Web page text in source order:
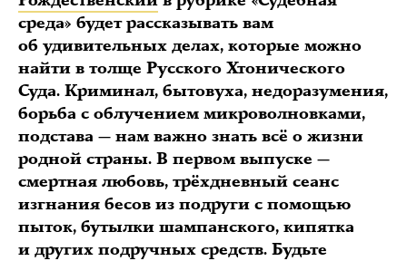
среда» будет рассказывать вам
об удивительных делах, которые можно
найти в толще Русского Хтонического
Суда. Криминал, бытовуха, недоразумения,
борьба с облучением микроволновками,
подстава — нам важно знать всё о жизни
родной страны. В первом выпуске —
смертная любовь, трёхдневный сеанс
изгнания бесов из подруги с помощью
пыток, бутылки шампанского, кипятка
и других подручных средств. Будьте